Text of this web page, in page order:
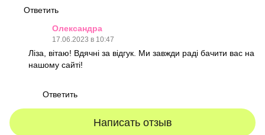
Ответить
Олександра
17.06.2023 в 10:47
Ліза, вітаю! Вдячні за відгук. Ми завжди раді бачити вас на
нашому сайті!
Ответить
Написать отзыв